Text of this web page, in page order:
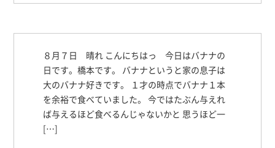
８月７日 晴れ こんにちはっ 今日はバナナの
日です。橋本です。 バナナというと家の息子は
大のバナナ好きです。 １才の時点でバナナ１本
を余裕で食べていました。 今ではたぶん与えれ
ば与えるほど食べるんじゃないかと 思うほど一
[…]